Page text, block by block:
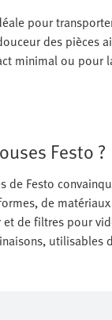
pour
des pièces
minimal ou pour
Festo ?
de Festo
de
de filtres pour
utilisables